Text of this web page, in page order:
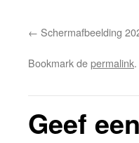
Schermafbeelding
Bookmark depermalink.
Geef